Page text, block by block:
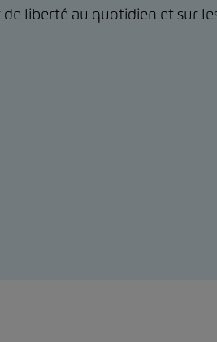
de liberté au quotidien et sur